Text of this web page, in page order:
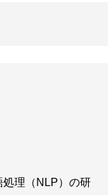
処理（NLP）の研